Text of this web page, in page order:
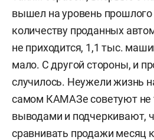
вышел на уровень прошлого
количеству проданных
не приходится, 1,1 тыс.
мало. С другой стороны, и
случилось. Неужели жизнь
самом КАМАЗе советуют не
выводами и подчеркивают,
сравнивать продажи месяц